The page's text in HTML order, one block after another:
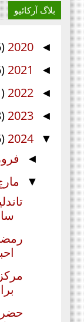
بلاگ آرکائیو
◄
2020
◄
2021
◄
2022
◄
2023
▼
2024
◄
▼